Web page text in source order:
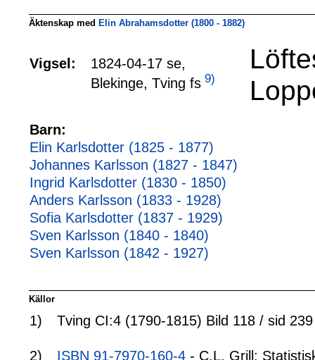
Äktenskap med Elin Abrahamsdotter (1800 - 1882)
Vigsel:
1824-04-17 se,
Blekinge, Tving fs 9)
Barn:
Elin Karlsdotter (1825 - 1877)
Johannes Karlsson (1827 - 1847)
Ingrid Karlsdotter (1830 - 1850)
Anders Karlsson (1833 - 1928)
Sofia Karlsdotter (1837 - 1929)
Sven Karlsson (1840 - 1840)
Sven Karlsson (1842 - 1927)
Källor
1) Tving CI:4 (1790-1815) Bild 118 / sid 239
2) ISBN 91-7970-160-4 - C.L. Grill: